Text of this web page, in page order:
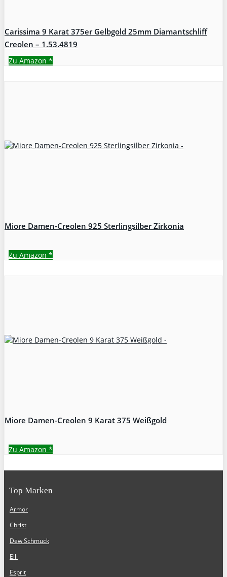
Carissima 9 Karat 375er Gelbgold 25mm Diamantschliff
Creolen – 1.53.4819
Zu Amazon *
Miore Damen-Creolen 925 Sterlingsilber Zirkonia
Zu Amazon *
Miore Damen-Creolen 9 Karat 375 Weißgold
Zu Amazon *
Top Marken
Armor
Christ
Dew Schmuck
Elli
Esprit